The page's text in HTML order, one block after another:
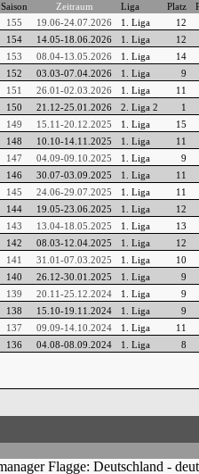
Saison Zeitraum Liga Platz
155
19.06-24.07.2026 1. Liga
12
154
14.05-18.06.2026 1. Liga
12
153
08.04-13.05.2026 1. Liga
14
152
03.03-07.04.2026 1. Liga
9
151
26.01-02.03.2026 1. Liga
11
150
21.12-25.01.2026 2. Liga 2
1
149
15.11-20.12.2025 1. Liga
15
148
10.10-14.11.2025 1. Liga
11
147
04.09-09.10.2025 1. Liga
9
146
30.07-03.09.2025 1. Liga
11
145
24.06-29.07.2025 1. Liga
11
144
19.05-23.06.2025 1. Liga
12
143
13.04-18.05.2025 1. Liga
13
142
08.03-12.04.2025 1. Liga
12
141
31.01-07.03.2025 1. Liga
10
140
26.12-30.01.2025 1. Liga
9
139
20.11-25.12.2024 1. Liga
9
138
15.10-19.11.2024 1. Liga
9
137
09.09-14.10.2024 1. Liga
11
136
04.08-08.09.2024 1. Liga 8